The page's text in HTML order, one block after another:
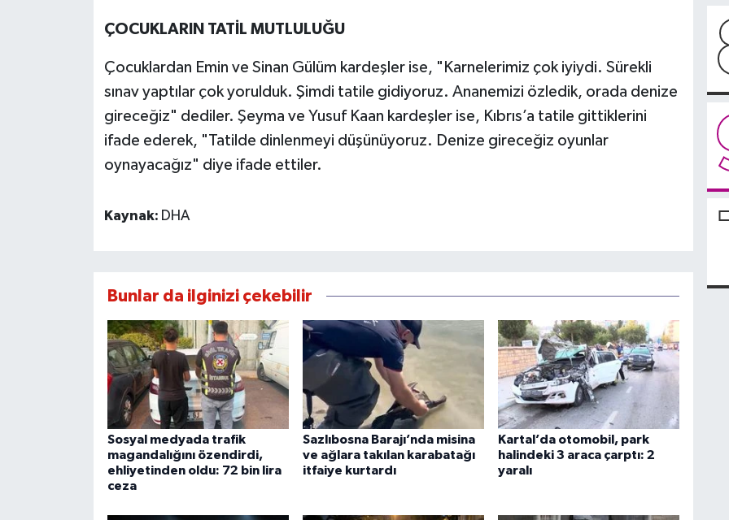
​​ÇOCUKLARIN TATİL MUTLULUĞU
​Çocuklardan Emin ve Sinan Gülüm kardeşler ise, "Karnelerimiz çok iyiydi. Sürekli
sınav yaptılar çok yorulduk. Şimdi tatile gidiyoruz. Ananemizi özledik, orada denize
gireceğiz" dediler. Şeyma ve Yusuf Kaan kardeşler ise, Kıbrıs’a tatile gittiklerini
ifade ederek, "Tatilde dinlenmeyi düşünüyoruz. Denize gireceğiz oyunlar
oynayacağız" diye ifade ettiler.
Kaynak: DHA
Bunlar da ilginizi çekebilir
Sosyal medyada trafik
magandalığını özendirdi,
ehliyetinden oldu: 72 bin lira
ceza
Sazlıbosna Barajı’nda misina
ve ağlara takılan karabatağı
itfaiye kurtardı
Kartal’da otomobil, park
halindeki 3 araca çarptı: 2
yaralı